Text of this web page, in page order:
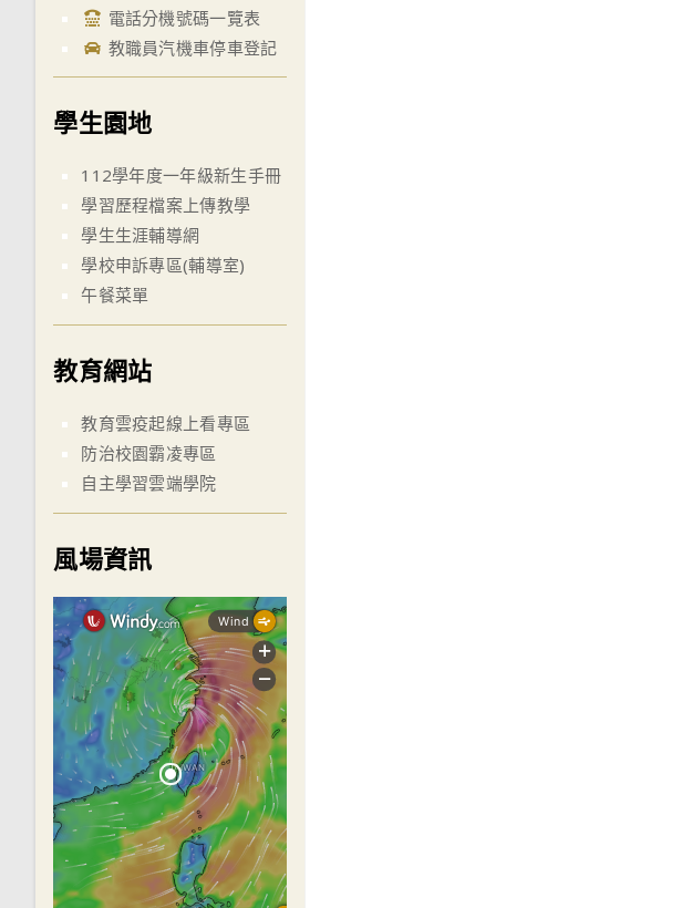
電話分機號碼一覽表
教職員汽機車停車登記
學生園地
112學年度一年級新生手冊
學習歷程檔案上傳教學
學生生涯輔導網
學校申訴專區(輔導室)
午餐菜單
教育網站
教育雲疫起線上看專區
防治校園霸凌專區
自主學習雲端學院
風場資訊